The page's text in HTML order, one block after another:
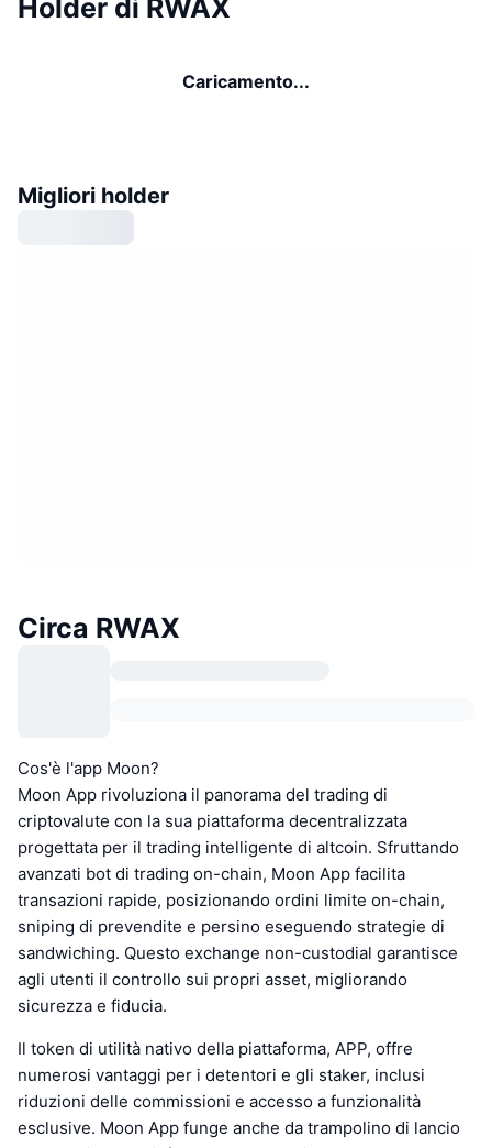
Holder di RWAX
Caricamento...
Migliori holder
Circa RWAX
Cos'è l'app Moon?
Moon App rivoluziona il panorama del trading di
criptovalute con la sua piattaforma decentralizzata
progettata per il trading intelligente di altcoin. Sfruttando
avanzati bot di trading on-chain, Moon App facilita
transazioni rapide, posizionando ordini limite on-chain,
sniping di prevendite e persino eseguendo strategie di
sandwiching. Questo exchange non-custodial garantisce
agli utenti il controllo sui propri asset, migliorando
sicurezza e fiducia.
Il token di utilità nativo della piattaforma, APP, offre
numerosi vantaggi per i detentori e gli staker, inclusi
riduzioni delle commissioni e accesso a funzionalità
esclusive. Moon App funge anche da trampolino di lancio